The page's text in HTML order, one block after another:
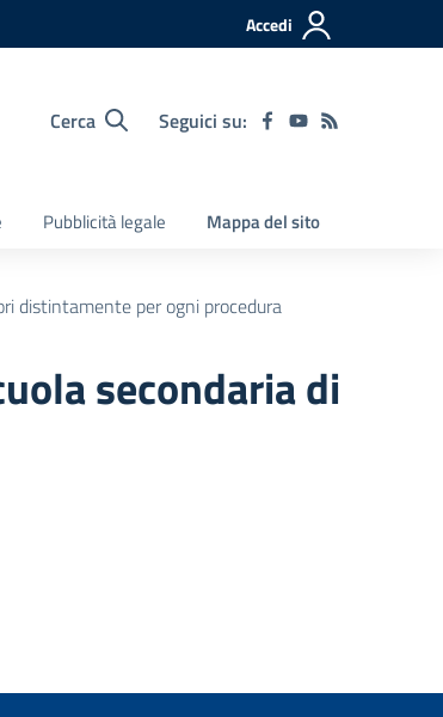
Accedi
Cerca Seguici su:
Pubblicità legale Mappa del sito
distintamente per ogni procedura
secondaria di